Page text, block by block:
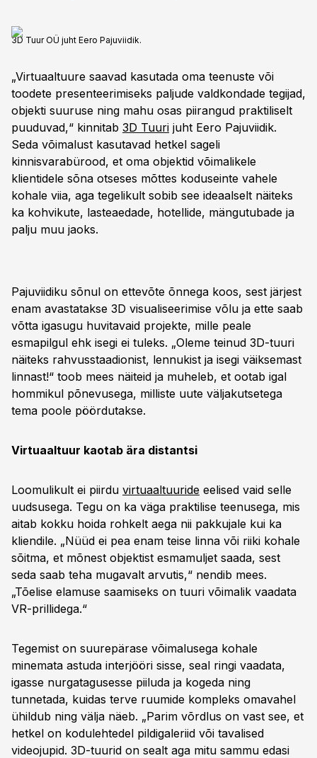
3D Tuur OÜ juht Eero Pajuviidik.
„Virtuaaltuure saavad kasutada oma teenuste või
toodete presenteerimiseks paljude valdkondade tegijad,
objekti suuruse ning mahu osas piirangud praktiliselt
puuduvad,“ kinnitab 3D Tuuri juht Eero Pajuviidik.
Seda võimalust kasutavad hetkel sageli
kinnisvarabürood, et oma objektid võimalikele
klientidele sõna otseses mõttes koduseinte vahele
kohale viia, aga tegelikult sobib see ideaalselt näiteks
ka kohvikute, lasteaedade, hotellide, mängutubade ja
palju muu jaoks.
Pajuviidiku sõnul on ettevõte õnnega koos, sest järjest
enam avastatakse 3D visualiseerimise võlu ja ette saab
võtta igasugu huvitavaid projekte, mille peale
esmapilgul ehk isegi ei tuleks. „Oleme teinud 3D-tuuri
näiteks rahvusstaadionist, lennukist ja isegi väiksemast
linnast!“ toob mees näiteid ja muheleb, et ootab igal
hommikul põnevusega, milliste uute väljakutsetega
tema poole pöördutakse.
Virtuaaltuur kaotab ära distantsi
Loomulikult ei piirdu virtuaaltuuride eelised vaid selle
uudsusega. Tegu on ka väga praktilise teenusega, mis
aitab kokku hoida rohkelt aega nii pakkujale kui ka
kliendile. „Nüüd ei pea enam teise linna või riiki kohale
sõitma, et mõnest objektist esmamuljet saada, sest
seda saab teha mugavalt arvutis,“ nendib mees.
„Tõelise elamuse saamiseks on tuuri võimalik vaadata
VR-prillidega.“
Tegemist on suurepärase võimalusega kohale
minemata astuda interjööri sisse, seal ringi vaadata,
igasse nurgatagusesse piiluda ja kogeda ning
tunnetada, kuidas terve ruumide kompleks omavahel
ühildub ning välja näeb. „Parim võrdlus on vast see, et
hetkel on kodulehtedel pildigaleriid või tavalised
videojupid. 3D-tuurid on sealt aga mitu sammu edasi